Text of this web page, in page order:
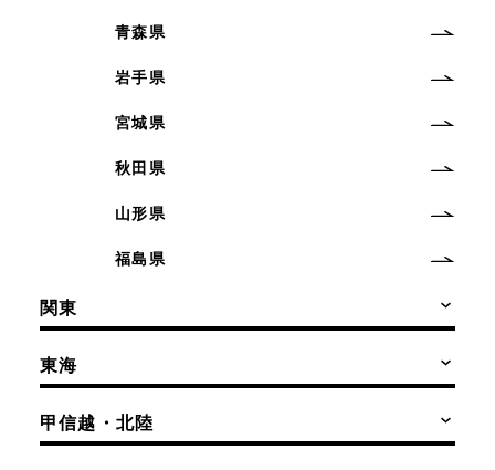
青森県
岩手県
宮城県
秋田県
山形県
福島県
関東
東海
甲信越・北陸